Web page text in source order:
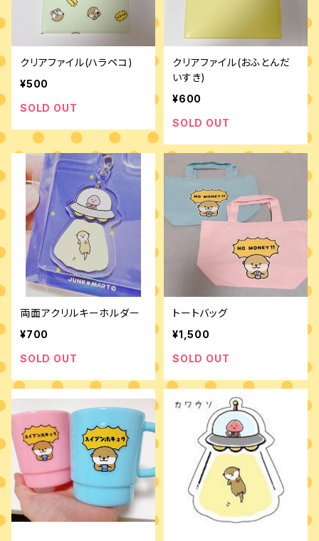
クリアファイル(ハラペコ)
¥500
SOLD OUT
クリアファイル(おふとんだ
いすき)
¥600
SOLD OUT
両面アクリルキーホルダー
¥700
SOLD OUT
トートバッグ
¥1,500
SOLD OUT